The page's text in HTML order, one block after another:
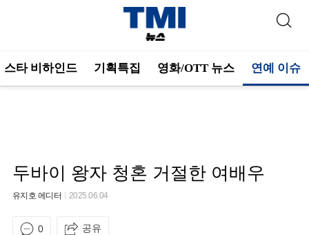
스타 비하인드 기획특집 영화/OTT 뉴스 연예 이슈
두바이 왕자 청혼 거절한 여배우
유지호 에디터 2025.06.04
0 공유